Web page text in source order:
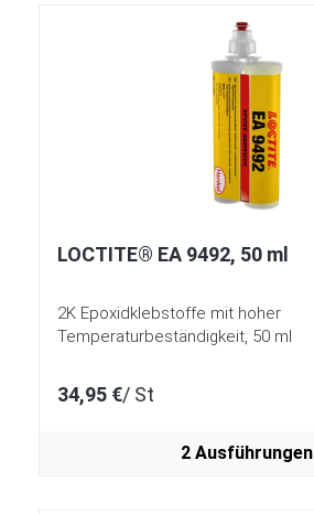
LOCTITE® EA 9492, 50 ml
2K Epoxidklebstoffe mit hoher
Temperaturbeständigkeit, 50 ml
34,95 €/ St
2 Ausführungen